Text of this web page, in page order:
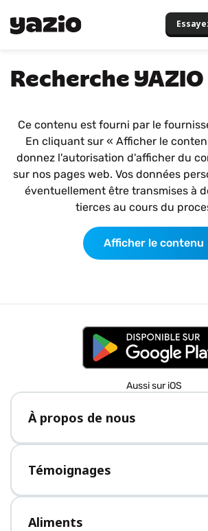
Recherche YAZIO
Ce contenu est fourni par le
En cliquant sur « Afficher le
donnez l'autorisation d'afficher du
sur nos pages web. Vos données
éventuellement être transmises à
tierces au cours du
Afficher le contenu
Aussi sur iOS
À propos de nous
À propos de nous
Postes
Presse
Témoignages
Tous les témoignages
Aliments